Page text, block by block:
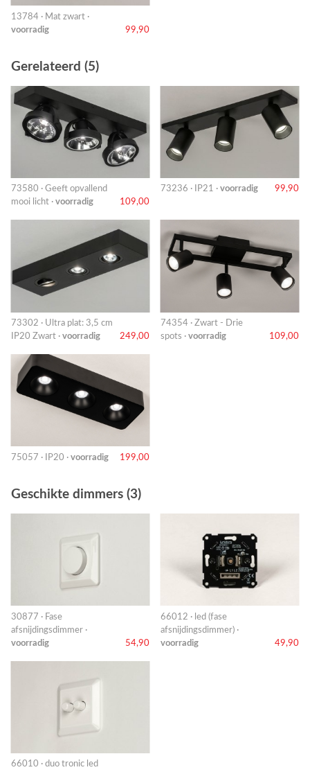
13784 · Mat zwart ·
voorradig
99,90
Gerelateerd (5)
73580 · Geeft opvallend
mooi licht · voorradig 109,00
73236 · IP21 · voorradig 99,90
73302 · Ultra plat: 3,5 cm
IP20 Zwart · voorradig 249,00
74354 · Zwart - Drie
spots · voorradig 109,00
75057 · IP20 · voorradig 199,00
Geschikte dimmers (3)
30877 · Fase
afsnijdingsdimmer ·
voorradig
54,90
66012 · led (fase
afsnijdingsdimmer) ·
voorradig
49,90
66010 · duo tronic led